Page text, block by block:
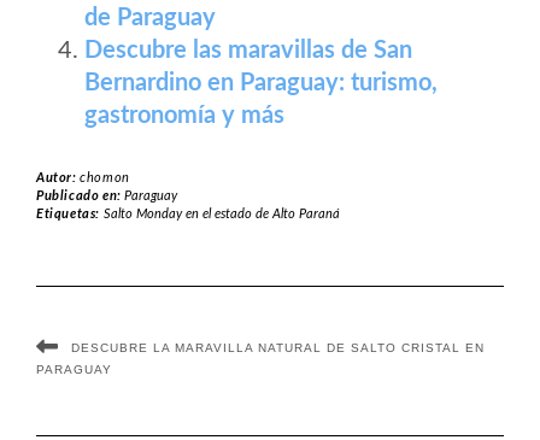
de Paraguay
Descubre las maravillas de San
Bernardino en Paraguay: turismo,
gastronomía y más
Autor:chomon
Publicado en:Paraguay
Etiquetas: Salto Monday en el estado de Alto Paraná
DESCUBRE LA MARAVILLA NATURAL DE SALTO CRISTAL EN
PARAGUAY